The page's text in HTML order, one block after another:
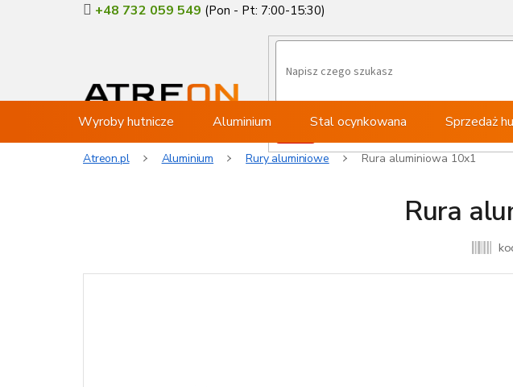
+48 732 059 549
Wyroby hutnicze Aluminium Stal ocynkowana Sprzedaż
Atreon.pl Aluminium Rury aluminiowe Rura aluminiowa 10x1
Rura